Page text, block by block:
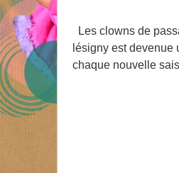
Les clowns de
lésigny est devenue
chaque nouvelle